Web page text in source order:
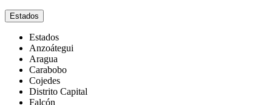
Estados
Estados
Anzoátegui
Aragua
Carabobo
Cojedes
Distrito Capital
Falcón